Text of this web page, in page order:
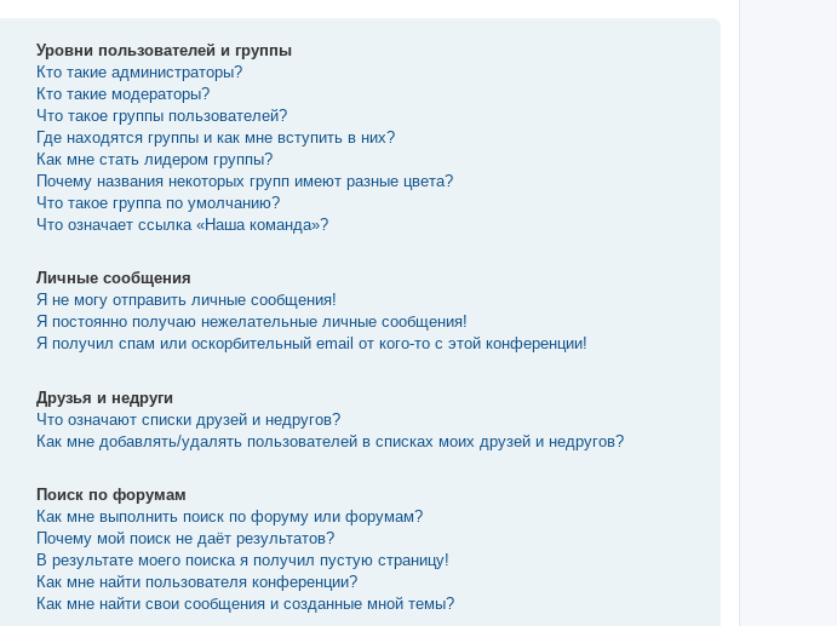
Уровни пользователей и группы
Кто такие администраторы?
Кто такие модераторы?
Что такое группы пользователей?
Где находятся группы и как мне вступить в них?
Как мне стать лидером группы?
Почему названия некоторых групп имеют разные цвета?
Что такое группа по умолчанию?
Что означает ссылка «Наша команда»?
Личные сообщения
Я не могу отправить личные сообщения!
Я постоянно получаю нежелательные личные сообщения!
Я получил спам или оскорбительный email от кого-то с этой конференции!
Друзья и недруги
Что означают списки друзей и недругов?
Как мне добавлять/удалять пользователей в списках моих друзей и недругов?
Поиск по форумам
Как мне выполнить поиск по форуму или форумам?
Почему мой поиск не даёт результатов?
В результате моего поиска я получил пустую страницу!
Как мне найти пользователя конференции?
Как мне найти свои сообщения и созданные мной темы?